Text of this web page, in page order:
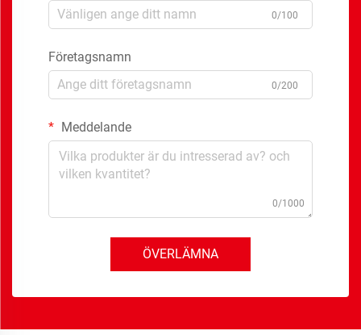
0/100
Företagsnamn
0/200
Meddelande
0/1000
ÖVERLÄMNA